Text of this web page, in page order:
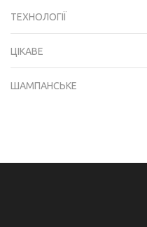
ТЕХНОЛОГІЇ
ЦІКАВЕ
ШАМПАНСЬКЕ